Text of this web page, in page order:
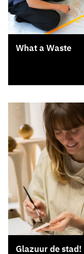
What a Waste
Glazuur de stad!